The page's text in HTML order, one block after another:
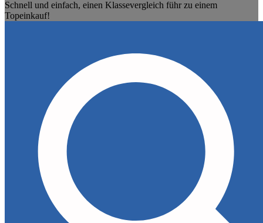
Schnell und einfach, einen Klassevergleich führ zu einem
Topeinkauf!